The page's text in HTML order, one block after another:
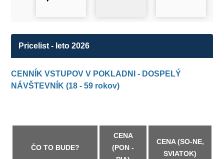
Pricelist - leto 2026
CENNÍK VSTUPOV V POKLADNI - DOSPELÝ
NÁVŠTEVNÍK (18 - 59 rokov)
ČO TO BUDE?
CENA
(PON -
CENA (SO-NE,
SVIATOK)